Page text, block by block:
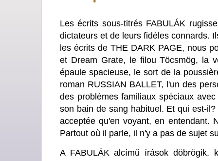
Les écrits sous-titrés FABULÁK
dictateurs et de leurs fidèles connards.
les écrits de THE DARK PAGE, nous
et Dream Grate, le filou Töcsmög, la
épaule spacieuse, le sort de la
roman RUSSIAN BALLET, l'un des
des problèmes familiaux spéciaux
son bain de sang habituel. Et qui est-
acceptée qu'en voyant, en entendant.
Partout où il parle, il n'y a pas de sujet
A FABULÁK alcímű írások döbrögik,